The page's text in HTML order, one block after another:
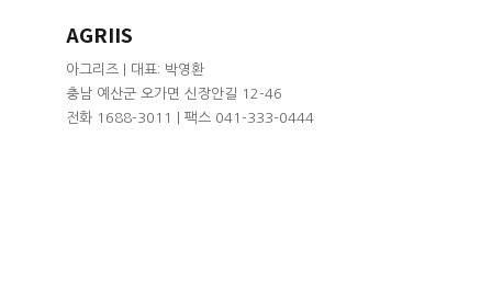
AGRIIS
아그리즈 | 대표: 박영환
충남 예산군 오가면 신장안길 12-46
전화 1688-3011 | 팩스 041-333-0444